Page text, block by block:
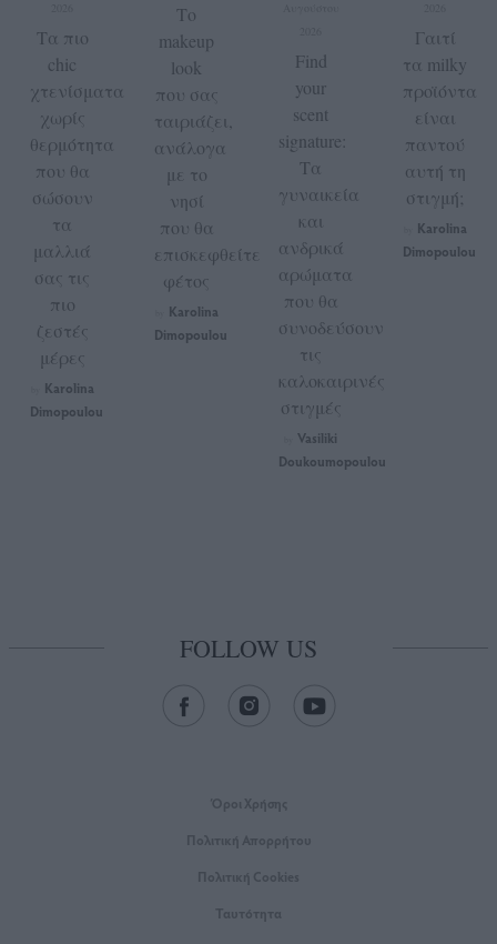
Τα πιο
chic
χτενίσματα
χωρίς
θερμότητα
που θα
σώσουν
τα
μαλλιά
σας τις
πιο
ζεστές
μέρες
Karolina
Dimopoulou
Το
makeup
look
που σας
ταιριάζει,
ανάλογα
με το
νησί
που θα
επισκεφθείτε
φέτος
Karolina
Dimopoulou
Find
your
scent
signature:
Τα
γυναικεία
και
ανδρικά
αρώματα
που θα
συνοδεύσουν
τις
καλοκαιρινές
στιγμές
Vasiliki
Doukoumopoulou
Γαιτί
τα milky
προϊόντα
είναι
παντού
αυτή τη
στιγμή;
Karolina
Dimopoulou
FOLLOW US
Όροι Xρήσης
Πολιτική Απορρήτου
Πολιτική Cookies
Ταυτότητα